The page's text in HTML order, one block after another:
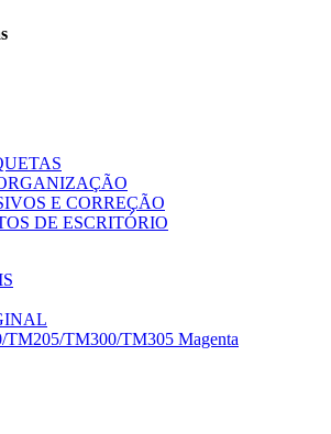
E CORREÇÃO
DE ESCRITÓRIO
TM205/TM300/TM305 Magenta